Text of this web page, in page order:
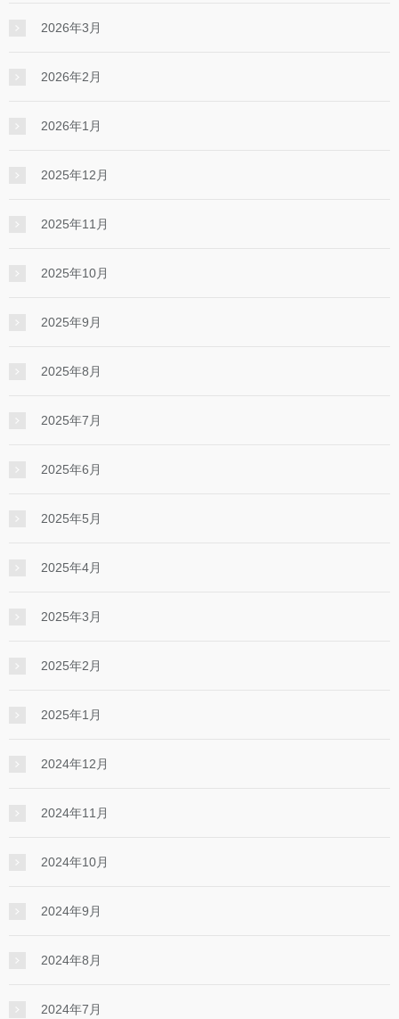
2026年3月
2026年2月
2026年1月
2025年12月
2025年11月
2025年10月
2025年9月
2025年8月
2025年7月
2025年6月
2025年5月
2025年4月
2025年3月
2025年2月
2025年1月
2024年12月
2024年11月
2024年10月
2024年9月
2024年8月
2024年7月